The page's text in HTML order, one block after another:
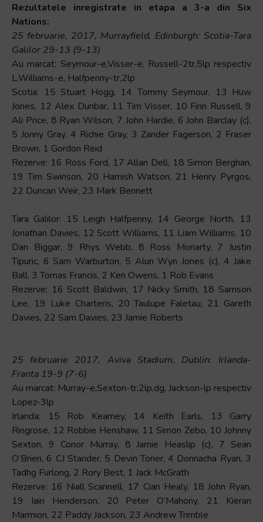
Rezultatele inregistrate in etapa a 3-a din Six
Nations:
25 februarie, 2017, Murrayfield, Edinburgh: Scotia-Tara
Galilor 29-13 (9-13)
Au marcat: Seymour-e,Visser-e, Russell-2tr,5lp respectiv
L.Williams-e, Halfpenny-tr,2lp
Scotia: 15 Stuart Hogg, 14 Tommy Seymour, 13 Huw
Jones, 12 Alex Dunbar, 11 Tim Visser, 10 Finn Russell, 9
Ali Price, 8 Ryan Wilson, 7 John Hardie, 6 John Barclay (c),
5 Jonny Gray, 4 Richie Gray, 3 Zander Fagerson, 2 Fraser
Brown, 1 Gordon Reid
Rezerve: 16 Ross Ford, 17 Allan Dell, 18 Simon Berghan,
19 Tim Swinson, 20 Hamish Watson, 21 Henry Pyrgos,
22 Duncan Weir, 23 Mark Bennett
Tara Galilor: 15 Leigh Halfpenny, 14 George North, 13
Jonathan Davies, 12 Scott Williams, 11 Liam Williams, 10
Dan Biggar, 9 Rhys Webb, 8 Ross Moriarty, 7 Justin
Tipuric, 6 Sam Warburton, 5 Alun Wyn Jones (c), 4 Jake
Ball, 3 Tomas Francis, 2 Ken Owens, 1 Rob Evans
Rezerve: 16 Scott Baldwin, 17 Nicky Smith, 18 Samson
Lee, 19 Luke Charteris, 20 Taulupe Faletau, 21 Gareth
Davies, 22 Sam Davies, 23 Jamie Roberts
25 februarie 2017, Aviva Stadium, Dublin: Irlanda-
Franta 19-9 (7-6)
Au marcat: Murray-e,Sexton-tr,2lp,dg, Jackson-lp respectiv
Lopez-3lp
Irlanda: 15 Rob Kearney, 14 Keith Earls, 13 Garry
Ringrose, 12 Robbie Henshaw, 11 Simon Zebo, 10 Johnny
Sexton, 9 Conor Murray, 8 Jamie Heaslip (c), 7 Sean
O’Brien, 6 CJ Stander, 5 Devin Toner, 4 Donnacha Ryan, 3
Tadhg Furlong, 2 Rory Best, 1 Jack McGrath
Rezerve: 16 Niall Scannell, 17 Cian Healy, 18 John Ryan,
19 Iain Henderson, 20 Peter O’Mahony, 21 Kieran
Marmion, 22 Paddy Jackson, 23 Andrew Trimble